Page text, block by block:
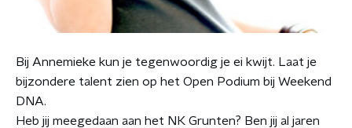
Bij Annemieke kun je tegenwoordig je ei kwijt. Laat je
bijzondere talent zien op het Open Podium bij Weekend
DNA.
Heb jij meegedaan aan het NK Grunten? Ben jij al jaren